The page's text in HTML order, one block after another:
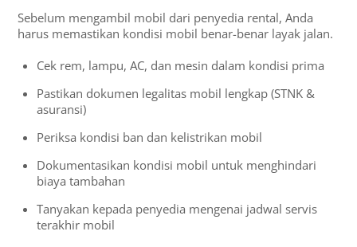
Sebelum mengambil mobil dari penyedia rental, Anda
harus memastikan kondisi mobil benar-benar layak jalan.
Cek rem, lampu, AC, dan mesin dalam kondisi prima
Pastikan dokumen legalitas mobil lengkap (STNK &
asuransi)
Periksa kondisi ban dan kelistrikan mobil
Dokumentasikan kondisi mobil untuk menghindari
biaya tambahan
Tanyakan kepada penyedia mengenai jadwal servis
terakhir mobil